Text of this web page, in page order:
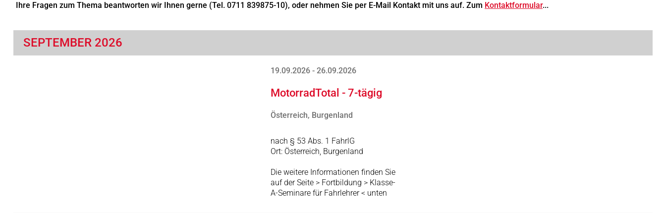
Ihre Fragen zum Thema beantworten wir Ihnen gerne (Tel. 0711 839875-10), oder nehmen Sie per E-Mail Kontakt mit uns auf. Zum Kontaktformular...
SEPTEMBER 2026
19.09.2026 - 26.09.2026
MotorradTotal - 7-tägig
Österreich, Burgenland
nach § 53 Abs. 1 FahrlG
Ort: Österreich, Burgenland
Die weitere Informationen finden Sie
auf der Seite > Fortbildung > Klasse-
A-Seminare für Fahrlehrer < unten